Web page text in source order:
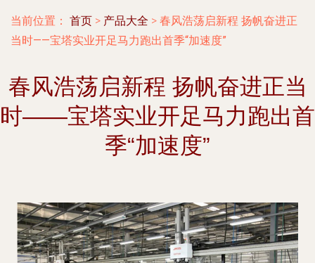
当前位置： 首页 > 产品大全 > 春风浩荡启新程 扬帆奋进正
当时——宝塔实业开足马力跑出首季“加速度”
春风浩荡启新程 扬帆奋进正当
时——宝塔实业开足马力跑出首
季“加速度”